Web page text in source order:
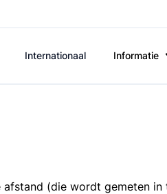
Internationaal Informatie
(die wordt gemeten in